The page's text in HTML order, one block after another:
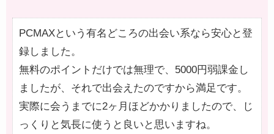
PCMAXという有名どころの出会い系なら安心と登
録しました。
無料のポイントだけでは無理で、5000円弱課金し
ましたが、それで出会えたのですから満足です。
実際に会うまでに2ヶ月ほどかかりましたので、じ
っくりと気長に使うと良いと思いますね。